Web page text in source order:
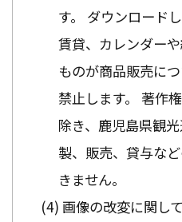
す。 ダウンロード
賃貸、カレンダー
ものが商品販売に
禁止します。 著作
除き、鹿児島県観
製、販売、貸与な
きません。
画像の改変に関して